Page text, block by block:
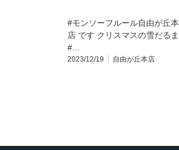
#モンソーフルール自由が丘本
店 です クリスマスの雪だるま️
#…
2023/12/19 自由が丘本店